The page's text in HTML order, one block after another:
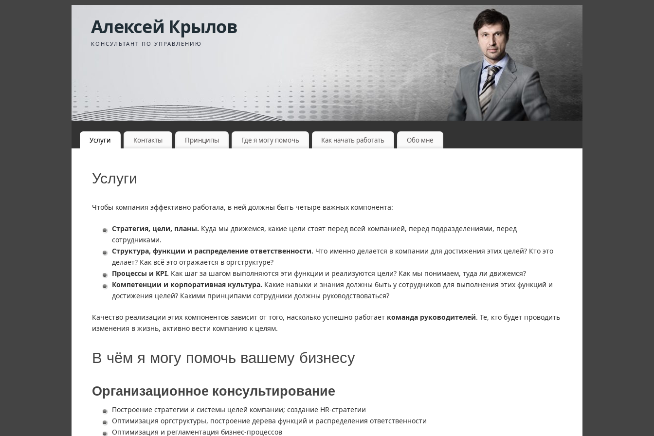
Алексей Крылов
КОНСУЛЬТАНТ ПО УПРАВЛЕНИЮ
Услуги Контакты Принципы Где я могу помочь Как начать работать Обо мне
Услуги
Чтобы компания эффективно работала, в ней должны быть четыре важных компонента:
Стратегия, цели, планы. Куда мы движемся, какие цели стоят перед всей компанией, перед подразделениями, перед
сотрудниками.
Структура, функции и распределение ответственности. Что именно делается в компании для достижения этих целей? Кто это
делает? Как всё это отражается в оргструктуре?
Процессы и KPI. Как шаг за шагом выполняются эти функции и реализуются цели? Как мы понимаем, туда ли движемся?
Компетенции и корпоративная культура. Какие навыки и знания должны быть у сотрудников для выполнения этих функций и
достижения целей? Какими принципами сотрудники должны руководствоваться?
Качество реализации этих компонентов зависит от того, насколько успешно работает команда руководителей. Те, кто будет проводить
изменения в жизнь, активно вести компанию к целям.
В чём я могу помочь вашему бизнесу
Организационное консультирование
Построение стратегии и системы целей компании; создание HR-стратегии
Оптимизация оргструктуры, построение дерева функций и распределения ответственности
Оптимизация и регламентация бизнес-процессов